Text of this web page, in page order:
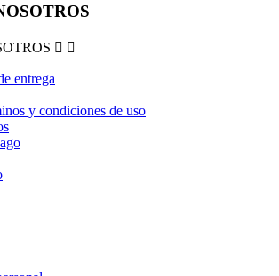
 
entrega
y condiciones de uso